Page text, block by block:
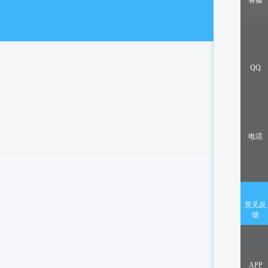
QQ
电话
意见反
馈
APP